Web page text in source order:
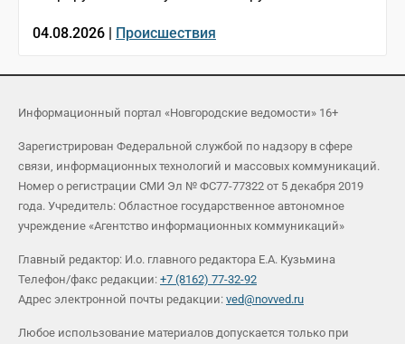
04.08.2026 | Происшествия
Информационный портал «Новгородские ведомости» 16+
Зарегистрирован Федеральной службой по надзору в сфере
связи, информационных технологий и массовых коммуникаций.
Номер о регистрации СМИ Эл № ФС77-77322 от 5 декабря 2019
года. Учредитель: Областное государственное автономное
учреждение «Агентство информационных коммуникаций»
Главный редактор: И.о. главного редактора Е.А. Кузьмина
Телефон/факс редакции: +7 (8162) 77-32-92
Адрес электронной почты редакции: ved@novved.ru
Любое использование материалов допускается только при